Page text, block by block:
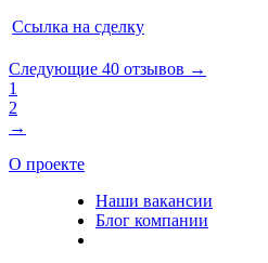
Ссылка на сделку
Следующие 40 отзывов →
1
2
→
О проекте
Наши вакансии
Блог компании